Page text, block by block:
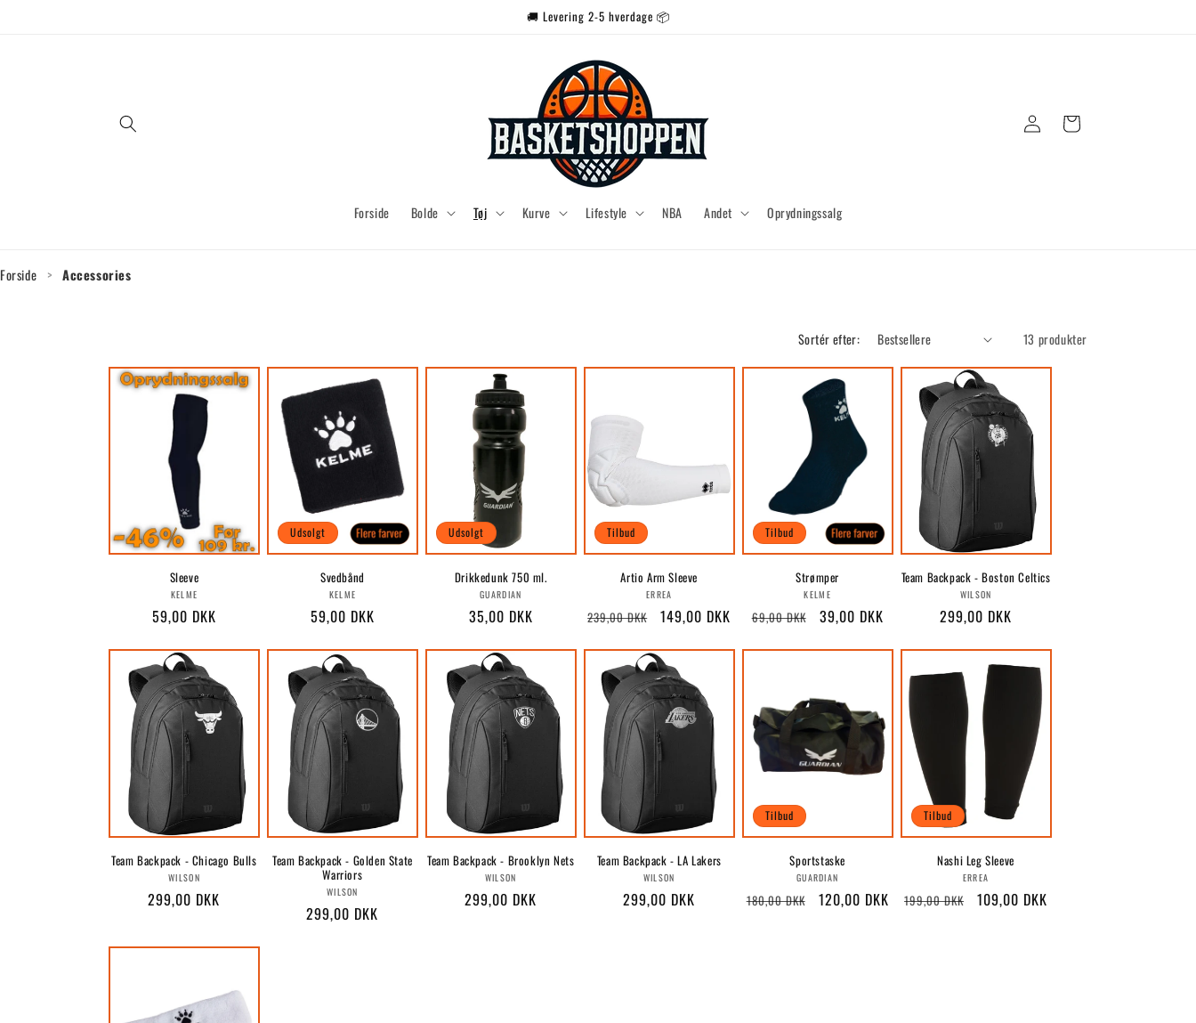
🚚 Levering 2-5 hverdage 📦
Forside Bolde Tøj Kurve Lifestyle NBA Andet Oprydningssalg
Log
ind
Indkøbskurv
Forside > Accessories
Sortér efter: 13 produkter
Sleeve
Forhandler:
KELME
Normalpris
59,00 DKK
Udsolgt
Svedbånd
Forhandler:
KELME
Normalpris
59,00 DKK
Udsolgt
Drikkedunk 750 ml.
Forhandler:
GUARDIAN
Normalpris
35,00 DKK
Tilbud
Artio Arm Sleeve
Forhandler:
ERREA
Normalpris
239,00 DKK Udsalgspris
149,00 DKK
Tilbud
Strømper
Forhandler:
KELME
Normalpris
69,00 DKK Udsalgspris
39,00 DKK
Team Backpack - Boston Celtics
Forhandler:
WILSON
Normalpris
299,00 DKK
Team Backpack - Chicago Bulls
Forhandler:
WILSON
Normalpris
299,00 DKK
Team Backpack - Golden State
Warriors
Forhandler:
WILSON
Normalpris
299,00 DKK
Team Backpack - Brooklyn Nets
Forhandler:
WILSON
Normalpris
299,00 DKK
Team Backpack - LA Lakers
Forhandler:
WILSON
Normalpris
299,00 DKK
Tilbud
Sportstaske
Forhandler:
GUARDIAN
Normalpris
180,00 DKK Udsalgspris
120,00 DKK
Tilbud
Nashi Leg Sleeve
Forhandler:
ERREA
Normalpris
199,00 DKK Udsalgspris
109,00 DKK